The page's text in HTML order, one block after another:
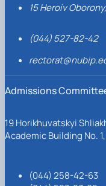
15 Heroiv
(044) 527-82-42
Admissions
19 Horikhuvatskyi
Academic Building No.
(044) 258-42-63